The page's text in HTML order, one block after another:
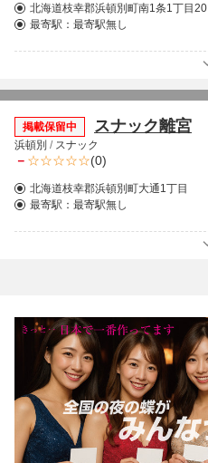
北海道枝幸郡浜頓別町南1条1丁目20
最寄駅： 最寄駅無し
掲載保留中 スナック離宮
浜頓別 / スナック
－ (0)
北海道枝幸郡浜頓別町大通1丁目
最寄駅： 最寄駅無し